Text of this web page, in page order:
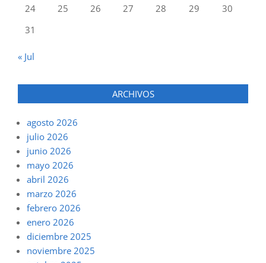
24
25 26 27 28 29
30
31
« Jul
ARCHIVOS
agosto 2026
julio 2026
junio 2026
mayo 2026
abril 2026
marzo 2026
febrero 2026
enero 2026
diciembre 2025
noviembre 2025